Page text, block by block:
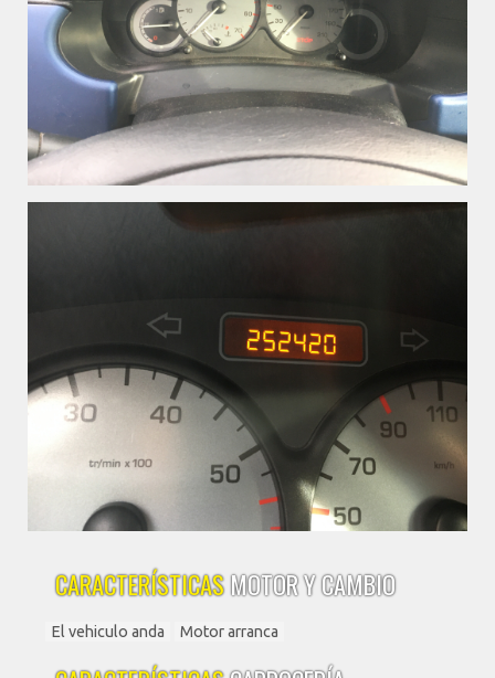
CARACTERÍSTICASMOTOR Y CAMBIO
El vehiculo anda Motor arranca